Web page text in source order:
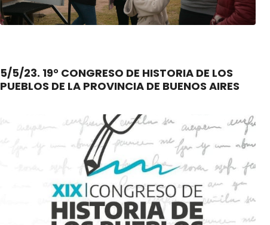
5/5/23. 19° CONGRESO DE HISTORIA DE LOS
PUEBLOS DE LA PROVINCIA DE BUENOS AIRES